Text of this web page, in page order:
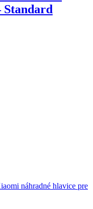
Standard
náhradné hlavice pre